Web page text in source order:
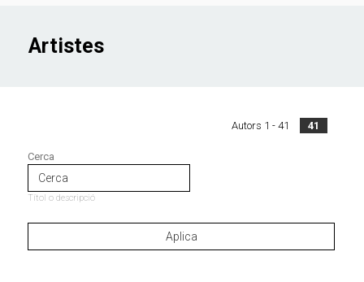
Artistes
Autors 1 - 41 41
Cerca
Títol o descripció